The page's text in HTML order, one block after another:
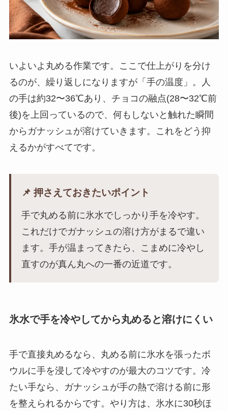
いよいよ丸める作業です。ここで仕上がりを分け
るのが、繰り返しになりますが「手の温度」。人
の手は約32〜36℃あり、チョコの融点(28〜32℃前
後)を上回っているので、何もしないと触れた瞬間
からガナッシュが溶けていきます。これをどう抑
えるかがすべてです。
📌 押さえておきたいポイント
手で丸める前に氷水でしっかり手を冷やす。
これだけでガナッシュの溶け方がまるで違い
ます。手が温まってきたら、こまめに冷やし
直すのが真ん丸への一番の近道です。
氷水で手を冷やしてから丸めると溶けにくい
手で直接丸めるなら、丸める前に氷水を張ったボ
ウルに手を浸して冷やすのが最大のコツです。冷
たい手なら、ガナッシュが手の熱で溶ける前に形
を整えられるからです。やり方は、氷水に30秒ほ